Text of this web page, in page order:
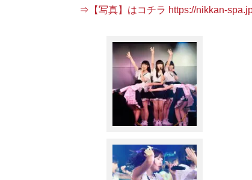
⇒【写真】はコチラ https://nikkan-